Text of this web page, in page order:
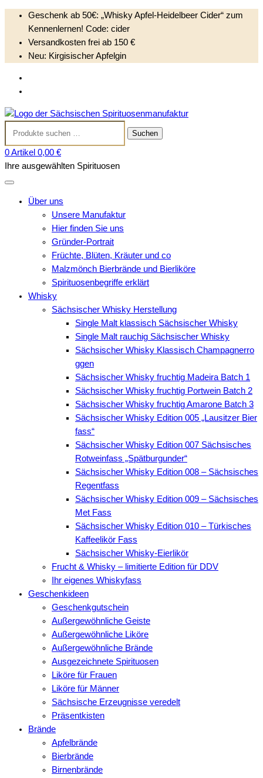
Geschenk ab 50€: „Whisky Apfel-Heidelbeer Cider“ zum
Kennenlernen! Code: cider
Versandkosten frei ab 150 €
Neu: Kirgisischer Apfelgin
p
o
c
o
n
Sächsischen
Suchen
0 Artikel 0,00 €
Ihre ausgewählten Spirituosen
Über uns
Unsere Manufaktur
Hier finden Sie uns
Gründer-Portrait
Früchte, Blüten, Kräuter und co
Malzmönch Bierbrände und Bierliköre
Spirituosenbegriffe erklärt
Whisky
Sächsischer Whisky Herstellung
Single Malt klassisch Sächsischer Whisky
Single Malt rauchig Sächsischer Whisky
Sächsischer Whisky Klassisch Champagnerro
ggen
Sächsischer Whisky fruchtig Madeira Batch 1
Sächsischer Whisky fruchtig Portwein Batch 2
Sächsischer Whisky fruchtig Amarone Batch 3
Sächsischer Whisky Edition 005 „Lausitzer Bier
fass“
Sächsischer Whisky Edition 007 Sächsisches
Rotweinfass „Spätburgunder“
Sächsischer Whisky Edition 008 – Sächsisches
Regentfass
Sächsischer Whisky Edition 009 – Sächsisches
Met Fass
Sächsischer Whisky Edition 010 – Türkisches
Kaffeelikör Fass
Sächsischer Whisky-Eierlikör
Frucht & Whisky – limitierte Edition für DDV
Ihr eigenes Whiskyfass
Geschenkideen
Geschenkgutschein
Außergewöhnliche Geiste
Außergewöhnliche Liköre
Außergewöhnliche Brände
Ausgezeichnete Spirituosen
Liköre für Frauen
Liköre für Männer
Sächsische Erzeugnisse veredelt
Präsentkisten
Brände
Apfelbrände
Bierbrände
Birnenbrände